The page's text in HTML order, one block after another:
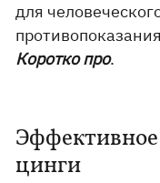
для
Коротко про.
Эффективное
цинги